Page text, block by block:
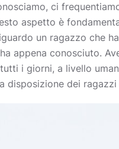
ci
aspetto è
un ragazzo che
appena conosciuto.
i giorni, a livello
disposizione dei